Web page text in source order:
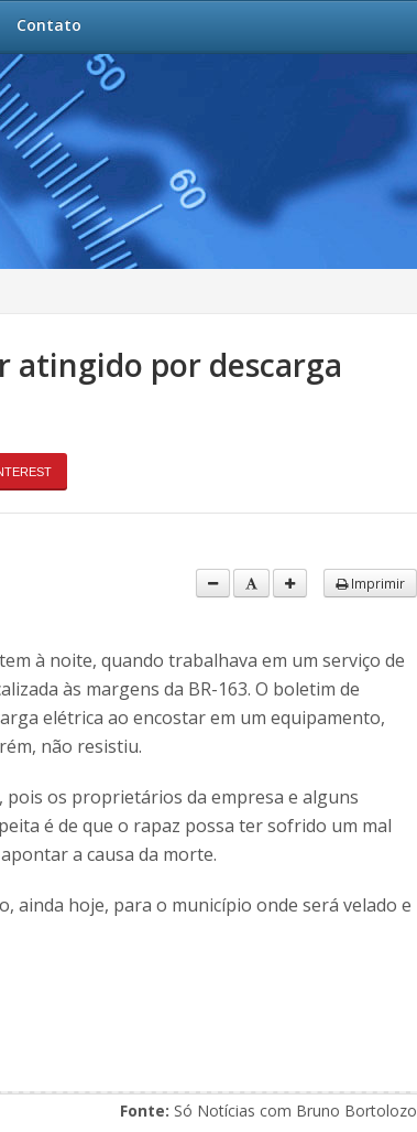
Contato
atingido por descarga
Imprimir
à noite, quando trabalhava em um serviço de
às margens da BR-163. O boletim de
elétrica ao encostar em um equipamento,
não resistiu.
pois os proprietários da empresa e alguns
é de que o rapaz possa ter sofrido um mal
a causa da morte.
ainda hoje, para o município onde será velado e
Fonte: Só Notícias com Bruno Bortolozo